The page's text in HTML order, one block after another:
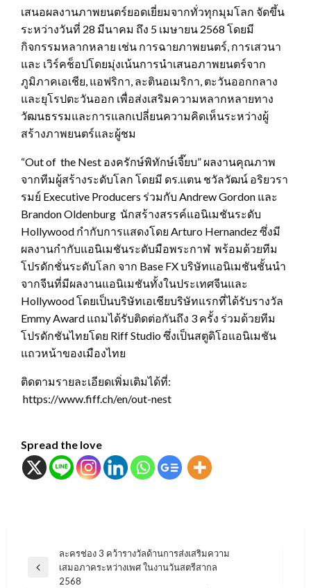
เสนอผลงานภาพยนตร์ยอดเยี่ยมจากทั่วทุกมุมโลก จัดขึ้น
ระหว่างวันที่ 28 มีนาคม ถึง 5 เมษายน 2568 โดยมี
กิจกรรมหลากหลาย เช่น การฉายภาพยนตร์, การเสวนา
และ เวิร์คช็อปโดยมุ่งเน้นการนำเสนอภาพยนตร์จาก
ภูมิภาคเอเชีย, แอฟริกา, ละตินอเมริกา, ตะวันออกกลาง
และยุโรปตะวันออก เพื่อส่งเสริมความหลากหลายทาง
วัฒนธรรมและการแลกเปลี่ยนความคิดเห็นระหว่างผู้
สร้างภาพยนตร์และผู้ชม
“Out of the Nest องครักษ์พิทักษ์เจี๊ยบ” ผลงานคุณภาพ
จากทีมผู้สร้างระดับโลก โดยมี ดร.แตน ชวัลวัฒน์ อริยวรา
รมย์ Executive Producers ร่วมกับ Andrew Gordon และ
Brandon Oldenburg นักสร้างสรรค์แอนิเมชันระดับ
Hollywood กำกับการแสดงโดย Arturo Hernandez ซึ่งมี
ผลงานกำกับแอนิเมชันระดับมือพระกาฬ พร้อมด้วยทีม
โปรดักชั่นระดับโลก จาก Base FX บริษัทแอนิเมชันชั้นนำ
จากจีนที่มีผลงานแอนิเมชันทั้งในประเทศจีนและ
Hollywood โดยเป็นบริษัทเอเชียบริษัทแรกที่ได้รับรางวัล
Emmy Award แถมได้รับติดต่อกันถึง 3 ครั้ง ร่วมด้วยทีม
โปรดักชันไทยโดย Riff Studio ซึ่งเป็นสตูดิโอแอนิเมชัน
แถวหน้าของเมืองไทย
ติดตามรายละเอียดเพิ่มเติมได้ที่:
https://www.fiff.ch/en/out-nest
Spread the love
แนะแนว
เรื่อง
Previous
ละครช่อง 3 คว้ารางวัลด้านการส่งเสริมความ
เสมอภาคระหว่างเพศ ในงานวันสตรีสากล
2568